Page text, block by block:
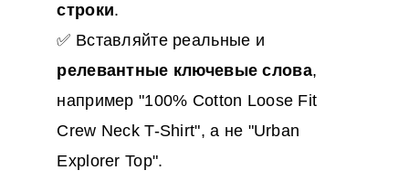
строки.
✅ Вставляйте реальные и
релевантные ключевые слова,
например "100% Cotton Loose Fit
Crew Neck T-Shirt", а не "Urban
Explorer Top".